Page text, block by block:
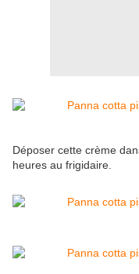
Déposer cette crème
heures au frigidaire.